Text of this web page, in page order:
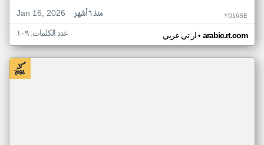
Jan 16, 2026
منذ ٦ أشهر YD16SE
ار تي عربي• arabic.rt.com عدد الكلمات: ١٠٩